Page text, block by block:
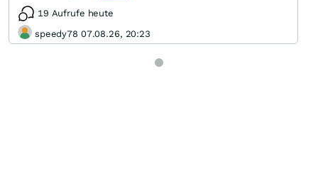
19 Aufrufe heute
speedy78 07.08.26, 20:23